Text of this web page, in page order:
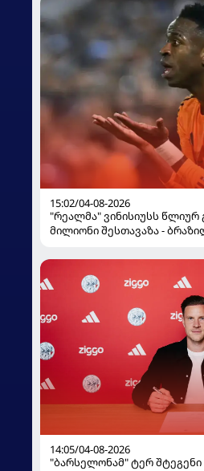
15:02/04-08-2026
"რეალმა" ვინისიუსს
მილიონი შესთავაზა -
14:05/04-08-2026
"ბარსელონამ" ტერ შტეგენი